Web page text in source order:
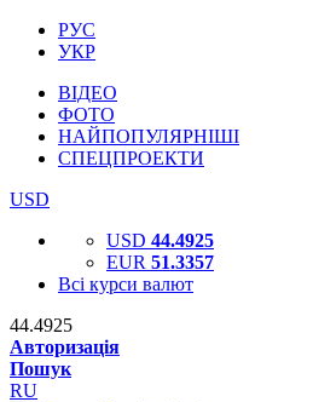
РУС
УКР
ВІДЕО
ФОТО
НАЙПОПУЛЯРНІШІ
СПЕЦПРОЕКТИ
USD
USD 44.4925
EUR 51.3357
Всі курси валют
44.4925
Авторизація
Пошук
RU